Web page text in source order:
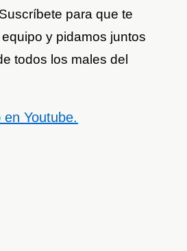
para que te
y pidamos juntos
todos los males del
Youtube.